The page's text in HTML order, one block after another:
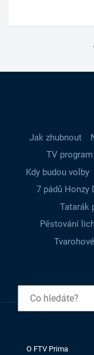
Jak zhubnout
TV program
Kdy budou volby
7 pádů Honzy
Tatarák
Pěstování
O FTV Prima